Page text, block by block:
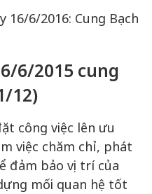
16/6/2016: Cung Bạch
6/2015 cung
12)
công việc lên ưu
việc chăm chỉ, phát
đảm bảo vị trí của
mối quan hệ tốt